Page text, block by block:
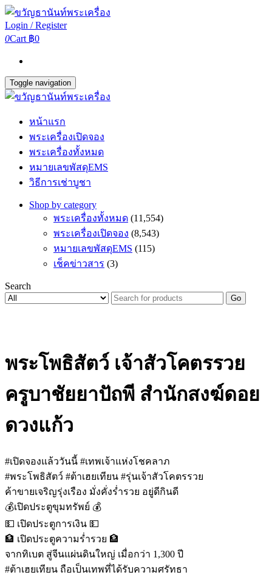
Login / Register
0Cart ฿0
Toggle navigation
หน้าแรก
พระเครื่องเปิดจอง
พระเครื่องทั้งหมด
หมายเลขพัสดุEMS
วิธีการเช่าบูชา
Shop by category
พระเครื่องทั้งหมด (11,554)
พระเครื่องเปิดจอง (8,543)
หมายเลขพัสดุEMS (115)
เช็คข่าวสาร (3)
Search
Go
พระโพธิสัตว์ เจ้าสัวโคตรรวย
ครูบาชัยยาปัถพี สำนักสงฆ์ดอย
ดวงแก้ว
#เปิดจองแล้ววันนี้ #เทพเจ้าแห่งโชคลาภ
#พระโพธิสัตว์ #ต้าเฮยเทียน #รุ่นเจ้าสัวโคตรรวย
ค้าขายเจริญรุ่งเรือง มั่งคั่งร่ำรวย อยู่ดีกินดี
💰เปิดประตูขุมทรัพย์ 💰
💵 เปิดประตูการเงิน 💵
🏦 เปิดประตูความร่ำรวย 🏦
จากทิเบต สู่จีนแผ่นดินใหญ่ เมื่อกว่า 1,300 ปี
#ต้าเฮยเทียน ถือเป็นเทพที่ได้รับความศรัทธา